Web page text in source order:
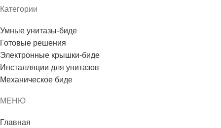
Категории
Умные унитазы-биде
Готовые решения
Электронные крышки-биде
Инсталляции для унитазов
Механическое биде
МЕНЮ
Главная